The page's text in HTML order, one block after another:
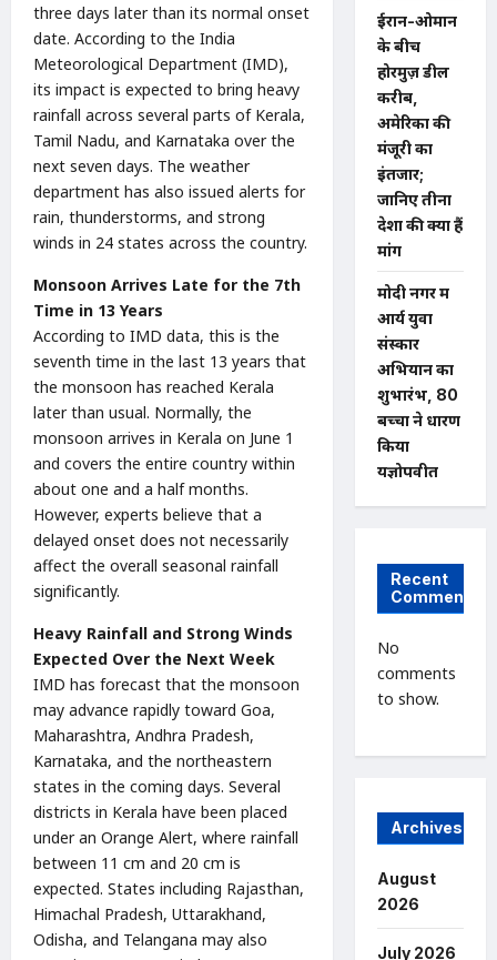
three days later than its normal onset
date. According to the India
Meteorological Department (IMD),
its impact is expected to bring heavy
rainfall across several parts of Kerala,
Tamil Nadu, and Karnataka over the
next seven days. The weather
department has also issued alerts for
rain, thunderstorms, and strong
winds in 24 states across the country.
Monsoon Arrives Late for the 7th
Time in 13 Years
According to IMD data, this is the
seventh time in the last 13 years that
the monsoon has reached Kerala
later than usual. Normally, the
monsoon arrives in Kerala on June 1
and covers the entire country within
about one and a half months.
However, experts believe that a
delayed onset does not necessarily
affect the overall seasonal rainfall
significantly.
Heavy Rainfall and Strong Winds
Expected Over the Next Week
IMD has forecast that the monsoon
may advance rapidly toward Goa,
Maharashtra, Andhra Pradesh,
Karnataka, and the northeastern
states in the coming days. Several
districts in Kerala have been placed
under an Orange Alert, where rainfall
between 11 cm and 20 cm is
expected. States including Rajasthan,
Himachal Pradesh, Uttarakhand,
Odisha, and Telangana may also
ईरान-ओमान
के बीच
होरमुज़ डील
करीब,
अमेरिका की
मंजूरी का
इंतजार;
जानिए तीनों
देशों की क्या हैं
मांगें
मोदी नगर में
आर्य युवा
संस्कार
अभियान का
शुभारंभ, 80
बच्चों ने धारण
किया
यज्ञोपवीत
Recent
Comments
No
comments
to show.
Archives
August
2026
July 2026